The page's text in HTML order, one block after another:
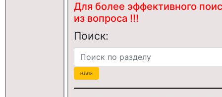
Для более эффективного
из вопроса !!!
Поиск: